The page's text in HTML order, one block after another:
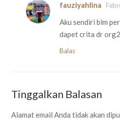
fauziyahlina
Aku sendiri blm
dapet crita dr
Balas
Tinggalkan Balasan
Alamat email Anda tidak akan